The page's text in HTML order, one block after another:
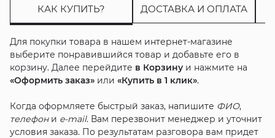
КАК КУПИТЬ? ДОСТАВКА И ОПЛАТА
Для покупки товара в нашем интернет-магазине
выберите понравившийся товар и добавьте его в
корзину. Далее перейдите в Корзинуи нажмите на
«Оформить заказ»или «Купить в 1 клик».
Когда оформляете быстрый заказ, напишите ФИО,
телефони e-mail. Вам перезвонит менеджер и уточнит
условия заказа. По результатам разговора вам придет